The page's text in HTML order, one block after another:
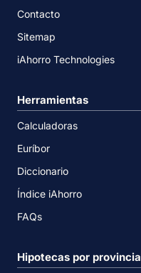
Contacto
Sitemap
iAhorro Technologies
Herramientas
Calculadoras
Euríbor
Diccionario
Índice iAhorro
FAQs
Hipotecas por provincia